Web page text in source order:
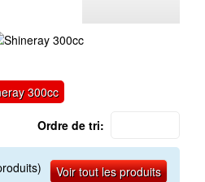
300cc
Ordre de tri:
Voir tout les produits